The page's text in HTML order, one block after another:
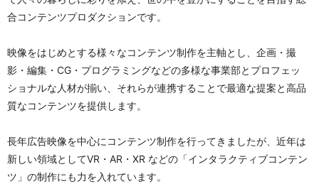
合コンテンツプロダクションです。
映像をはじめとする様々なコンテンツ制作を主軸とし、企画・撮
影・編集・CG・プログラミングなどの多様な事業部とプロフェッ
ショナルな人材が揃い、それらが連携することで最適な提案と高品
質なコンテンツを提供します。
長年広告映像を中心にコンテンツ制作を行ってきましたが、近年は
新しい領域としてVR・AR・XR などの「インタラクティブコンテン
ツ」の制作にも力を入れています。